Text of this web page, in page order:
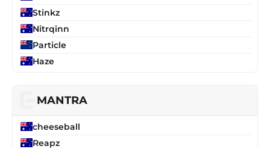
Stinkz
Nitrqinn
Particle
Haze
MANTRA
cheeseball
Reapz